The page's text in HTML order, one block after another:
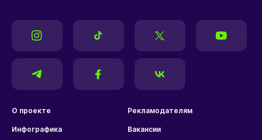
О проекте Рекламодателям
Инфографика Вакансии